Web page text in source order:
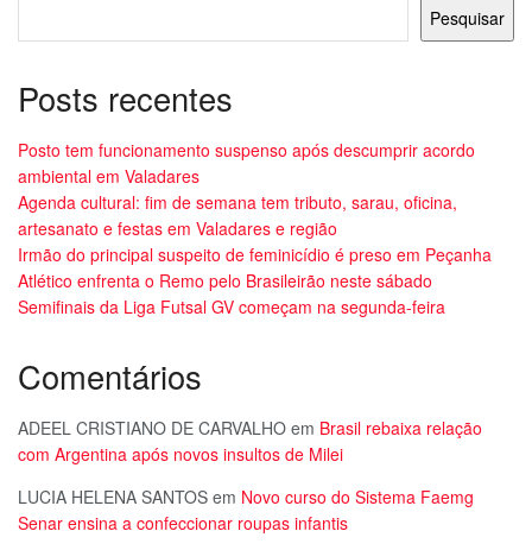
Pesquisar
Posts recentes
Posto tem funcionamento suspenso após descumprir acordo
ambiental em Valadares
Agenda cultural: fim de semana tem tributo, sarau, oficina,
artesanato e festas em Valadares e região
Irmão do principal suspeito de feminicídio é preso em Peçanha
Atlético enfrenta o Remo pelo Brasileirão neste sábado
Semifinais da Liga Futsal GV começam na segunda-feira
Comentários
ADEEL CRISTIANO DE CARVALHO em Brasil rebaixa relação
com Argentina após novos insultos de Milei
LUCIA HELENA SANTOS em Novo curso do Sistema Faemg
Senar ensina a confeccionar roupas infantis